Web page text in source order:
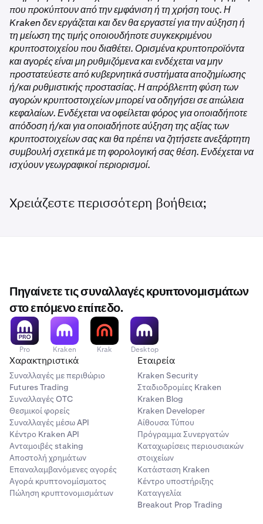
που προκύπτουν από την εμφάνιση ή τη χρήση τους. Η
Kraken δεν εργάζεται και δεν θα εργαστεί για την αύξηση ή
τη μείωση της τιμής οποιουδήποτε συγκεκριμένου
κρυπτοστοιχείου που διαθέτει. Ορισμένα κρυπτοπροϊόντα
και αγορές είναι μη ρυθμιζόμενα και ενδέχεται να μην
προστατεύεστε από κυβερνητικά συστήματα αποζημίωσης
ή/και ρυθμιστικής προστασίας. Η απρόβλεπτη φύση των
αγορών κρυπτοστοιχείων μπορεί να οδηγήσει σε απώλεια
κεφαλαίων. Ενδέχεται να οφείλεται φόρος για οποιαδήποτε
απόδοση ή/και για οποιαδήποτε αύξηση της αξίας των
κρυπτοστοιχείων σας και θα πρέπει να ζητήσετε ανεξάρτητη
συμβουλή σχετικά με τη φορολογική σας θέση. Ενδέχεται να
ισχύουν γεωγραφικοί περιορισμοί.
Χρειάζεστε περισσότερη βοήθεια;
Πηγαίνετε τις συναλλαγές κρυπτονομισμάτων
στο επόμενο επίπεδο.
Pro Kraken Krak Desktop
Χαρακτηριστικά
Συναλλαγές με περιθώριο
Futures Trading
Συναλλαγές OTC
Θεσμικοί φορείς
Συναλλαγές μέσω API
Κέντρο Kraken API
Ανταμοιβές staking
Αποστολή χρημάτων
Επαναλαμβανόμενες αγορές
Αγορά κρυπτονομίσματος
Πώληση κρυπτονομισμάτων
Εταιρεία
Kraken Security
Σταδιοδρομίες Kraken
Kraken Blog
Kraken Developer
Αίθουσα Τύπου
Πρόγραμμα Συνεργατών
Καταχωρίσεις περιουσιακών
στοιχείων
Κατάσταση Kraken
Κέντρο υποστήριξης
Καταγγελία
Breakout Prop Trading